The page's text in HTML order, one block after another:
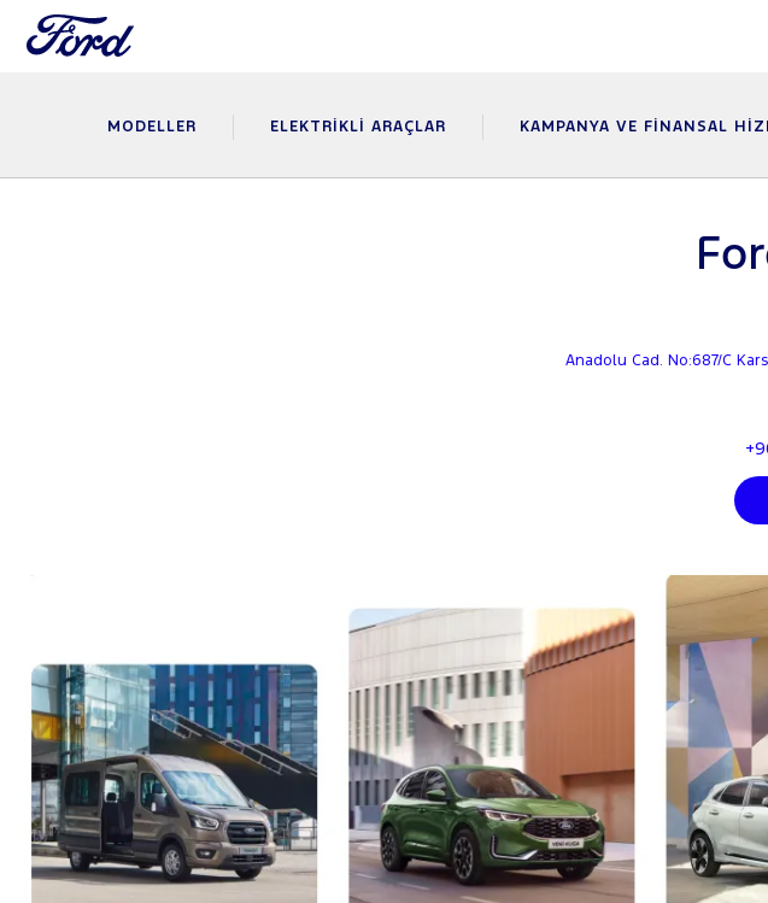
MODELLER ELEKTRIKLI ARAÇLAR KAMPANYA VE FINANSAL
Anadolu Cad. No:687/C